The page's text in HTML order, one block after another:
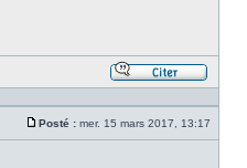
le
Posté : mer. 15 mars 2017, 13:17